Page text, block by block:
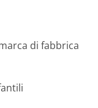
di fabbrica